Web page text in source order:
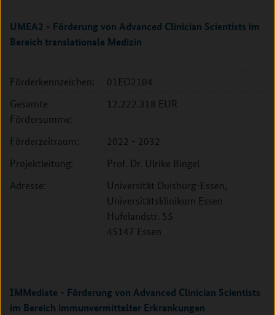
UMEA2 - Förderung von Advanced Clinician Scientists im
Bereich translationale Medizin
Förderkennzeichen:
01EO2104
Gesamte
Fördersumme:
12.222.318 EUR
Förderzeitraum:
2022 - 2032
Projektleitung:
Prof. Dr. Ulrike Bingel
Adresse:
Universität Duisburg-Essen,
Universitätsklinikum Essen
Hufelandstr. 55
45147 Essen
IMMediate - Förderung von Advanced Clinician Scientists
im Bereich immunvermittelter Erkrankungen